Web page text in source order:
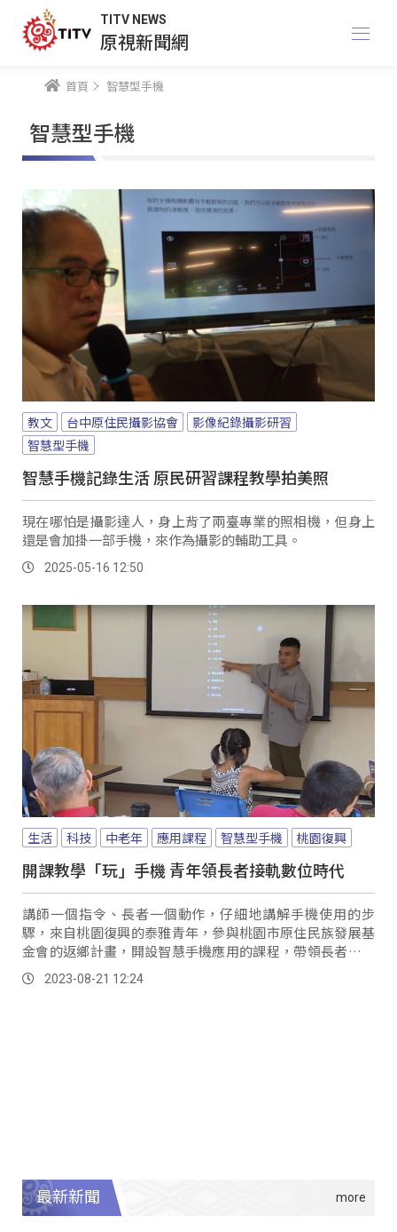
TITV NEWS
原視新聞網
首頁 智慧型手機
智慧型手機
教文 台中原住民攝影協會
影像紀錄攝影研習
智慧型手機
智慧手機記錄生活 原民研習課程教學拍美照
現在哪怕是攝影達人，身上背了兩臺專業的照相機，但身上
還是會加掛一部手機，來作為攝影的輔助工具。
2025-05-16 12:50
生活 科技 中老年 應用課程 智慧型手機 桃園復興
開課教學「玩」手機 青年領長者接軌數位時代
講師一個指令、長者一個動作，仔細地講解手機使用的步
驟，來自桃園復興的泰雅青年，參與桃園市原住民族發展基
金會的返鄉計畫，開設智慧手機應用的課程，帶領長者實際
操作。2023-08-21 12:24
最新新聞